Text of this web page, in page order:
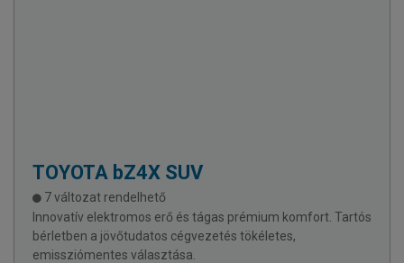
TOYOTA bZ4X SUV
7 változat rendelhető
Innovatív elektromos erő és tágas prémium komfort. Tartós
bérletben a jövőtudatos cégvezetés tökéletes,
emissziómentes választása.